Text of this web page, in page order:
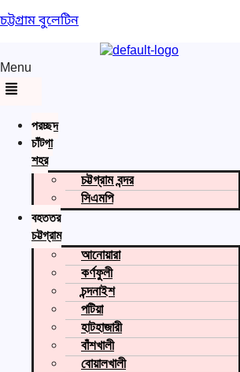
চট্টগ্রাম বুলেটিন
Menu
প্রচ্ছদ
চাঁটগা
শহর
চট্টগ্রাম বন্দর
সিএমপি
বৃহত্তর
চট্টগ্রাম
আনোয়ারা
কর্ণফুলী
চন্দনাইশ
পটিয়া
হাটহাজারী
বাঁশখালী
বোয়ালখালী